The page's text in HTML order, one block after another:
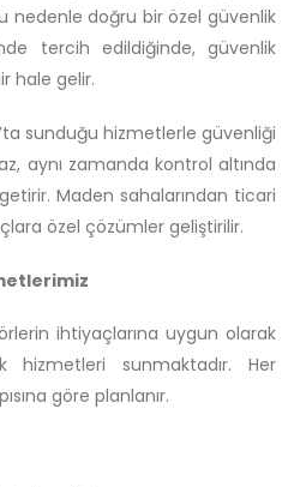
nedenle doğru bir özel güvenlik
tercih edildiğinde, güvenlik
hale gelir.
sunduğu hizmetlerle güvenliği
aynı zamanda kontrol altında
Maden sahalarından ticari
özel çözümler geliştirilir.
ihtiyaçlarına uygun olarak
hizmetleri sunmaktadır. Her
göre planlanır.